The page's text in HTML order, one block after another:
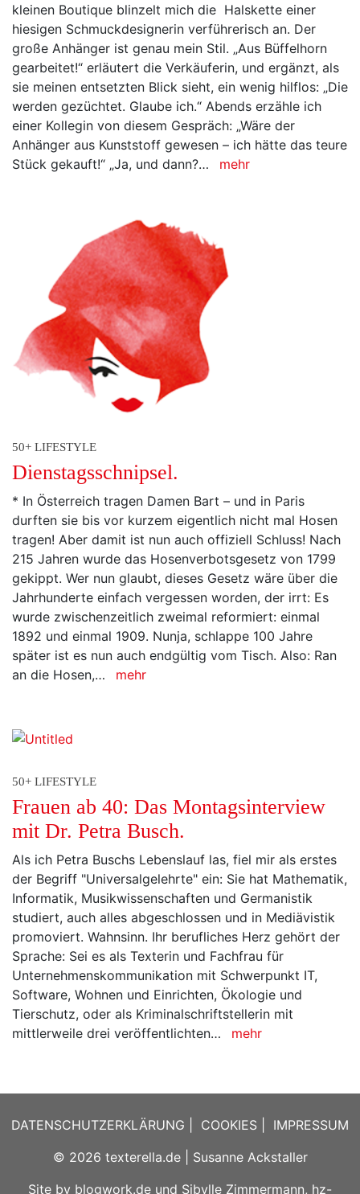
kleinen Boutique blinzelt mich die Halskette einer
hiesigen Schmuckdesignerin verführerisch an. Der
große Anhänger ist genau mein Stil. „Aus Büffelhorn
gearbeitet!“ erläutert die Verkäuferin, und ergänzt, als
sie meinen entsetzten Blick sieht, ein wenig hilflos: „Die
werden gezüchtet. Glaube ich.“ Abends erzähle ich
einer Kollegin von diesem Gespräch: „Wäre der
Anhänger aus Kunststoff gewesen – ich hätte das teure
Stück gekauft!“ „Ja, und dann?…
mehr
50+ LIFESTYLE
Dienstagsschnipsel.
* In Österreich tragen Damen Bart – und in Paris
durften sie bis vor kurzem eigentlich nicht mal Hosen
tragen! Aber damit ist nun auch offiziell Schluss! Nach
215 Jahren wurde das Hosenverbotsgesetz von 1799
gekippt. Wer nun glaubt, dieses Gesetz wäre über die
Jahrhunderte einfach vergessen worden, der irrt: Es
wurde zwischenzeitlich zweimal reformiert: einmal
1892 und einmal 1909. Nunja, schlappe 100 Jahre
später ist es nun auch endgültig vom Tisch. Also: Ran
an die Hosen,…
mehr
50+ LIFESTYLE
Frauen ab 40: Das Montagsinterview
mit Dr. Petra Busch.
Als ich Petra Buschs Lebenslauf las, fiel mir als erstes
der Begriff "Universalgelehrte" ein: Sie hat Mathematik,
Informatik, Musikwissenschaften und Germanistik
studiert, auch alles abgeschlossen und in Mediävistik
promoviert. Wahnsinn. Ihr berufliches Herz gehört der
Sprache: Sei es als Texterin und Fachfrau für
Unternehmenskommunikation mit Schwerpunkt IT,
Software, Wohnen und Einrichten, Ökologie und
Tierschutz, oder als Kriminalschriftstellerin mit
mittlerweile drei veröffentlichten…
mehr
DATENSCHUTZERKLÄRUNG COOKIES
IMPRESSUM
© 2026 texterella.de| Susanne Ackstaller
Site by blogwork.de und Sibylle Zimmermann, hz-